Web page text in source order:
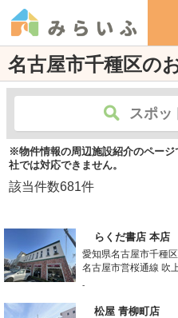
名古屋市千種区の
スポッ
※物件情報の周辺施設紹介のペー
社では対応できません。
該当件数681件
らくだ書店 本店
愛知県名古屋市千種
名古屋市営桜通線 吹
-
松屋 青柳町店